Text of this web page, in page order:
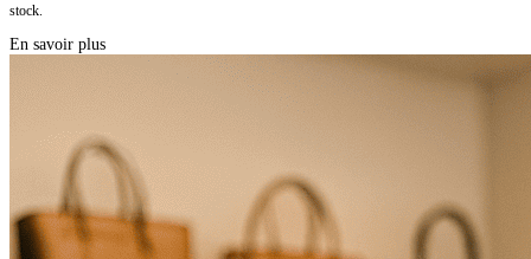
stock.
En savoir plus